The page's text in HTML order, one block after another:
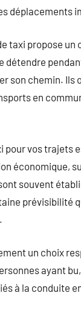
déplacements
taxi propose
détendre
son chemin. Ils
en
pour vos trajets
économique,
souvent
prévisibilité
un choix
ayant
à la conduite